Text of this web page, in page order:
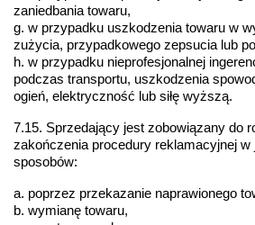
zaniedbania towaru,
g. w przypadku uszkodzenia towaru w
zużycia, przypadkowego zepsucia lub
h. w przypadku nieprofesjonalnej
podczas transportu, uszkodzenia
ogień, elektryczność lub siłę wyższą.
7.15. Sprzedający jest zobowiązany do
zakończenia procedury reklamacyjnej
sposobów:
a. poprzez przekazanie naprawionego
b. wymianę towaru,